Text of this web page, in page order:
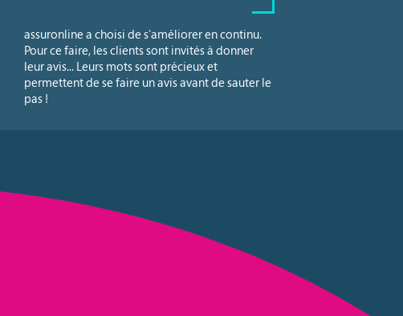
assuronline a choisi de s'améliorer en continu.
Pour ce faire, les clients sont invités à donner
leur avis... Leurs mots sont précieux et
permettent de se faire un avis avant de sauter le
pas !